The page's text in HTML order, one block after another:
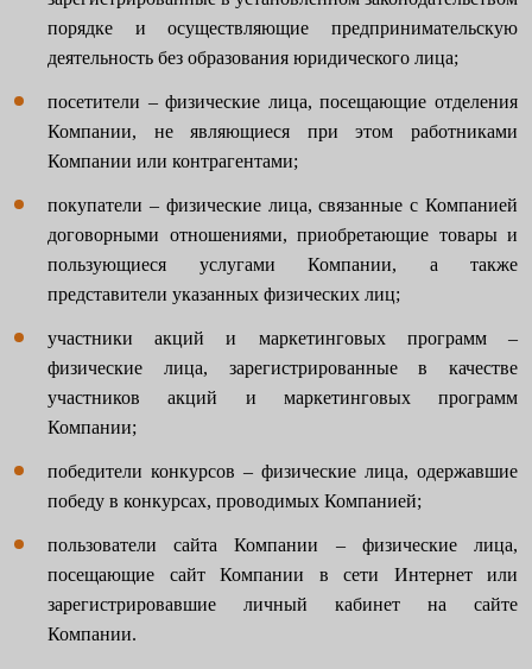
порядке и осуществляющие предпринимательскую
деятельность без образования юридического лица;
посетители – физические лица, посещающие отделения
Компании, не являющиеся при этом работниками
Компании или контрагентами;
покупатели – физические лица, связанные с Компанией
договорными отношениями, приобретающие товары и
пользующиеся услугами Компании, а также
представители указанных физических лиц;
участники акций и маркетинговых программ –
физические лица, зарегистрированные в качестве
участников акций и маркетинговых программ
Компании;
победители конкурсов – физические лица, одержавшие
победу в конкурсах, проводимых Компанией;
пользователи сайта Компании – физические лица,
посещающие сайт Компании в сети Интернет или
зарегистрировавшие личный кабинет на сайте
Компании.